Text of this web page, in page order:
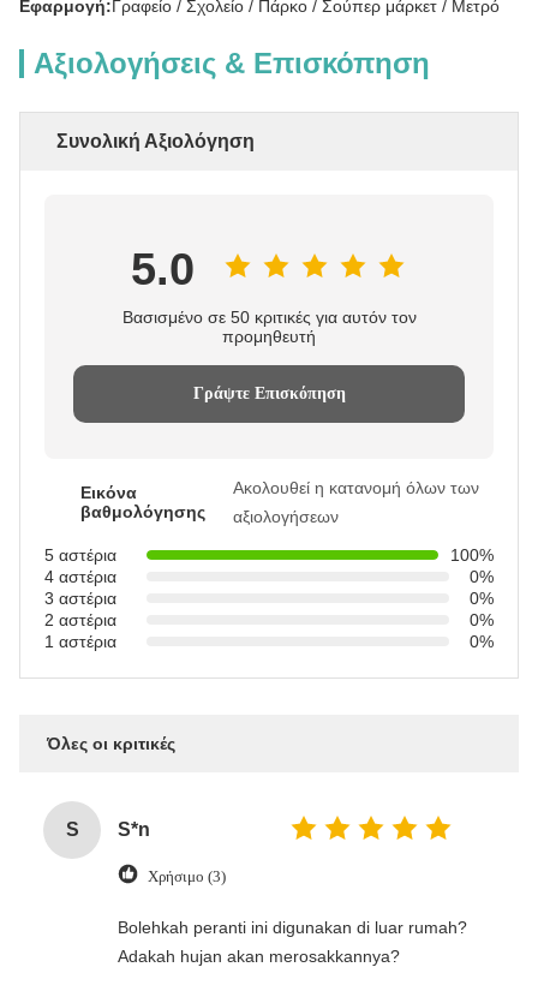
Εφαρμογή:Γραφείο / Σχολείο / Πάρκο / Σούπερ μάρκετ / Μετρό
Αξιολογήσεις & Επισκόπηση
Συνολική Αξιολόγηση
5.0
Βασισμένο σε 50 κριτικές για αυτόν τον
προμηθευτή
Γράψτε Επισκόπηση
Εικόνα
βαθμολόγησης
Ακολουθεί η κατανομή όλων των
αξιολογήσεων
5 αστέρια
100%
4 αστέρια
0%
3 αστέρια
0%
2 αστέρια
0%
1 αστέρια
0%
Όλες οι κριτικές
S S*n
Χρήσιμο (3)
‌Bolehkah peranti ini digunakan di luar rumah?
Adakah hujan akan merosakkannya?